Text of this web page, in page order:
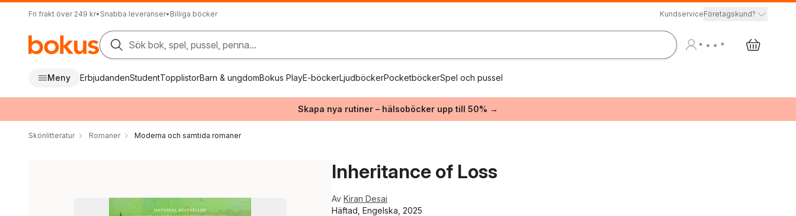
Fri frakt över 249 kr• Snabba leveranser• Billiga böcker KundserviceFöretagskund?
Sök bok, spel, pussel, penna...
Meny ErbjudandenStudentTopplistorBarn & ungdomBokus PlayE-böckerLjudböckerPocketböckerSpel och pussel
Skapa nya rutiner – hälsoböcker upp till 50% →
Skönlitteratur Romaner Moderna och samtida romaner
Inheritance of Loss
Av Kiran Desai
Häftad, Engelska, 2025